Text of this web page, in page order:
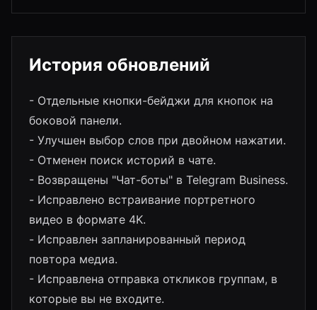
История обновлений
- Отдельные кнопки-бейджи для кнопок на
боковой панели.
- Улучшен выбор слов при двойном нажатии.
- Отменен поиск историй в чате.
- Возвращены "Чат-боты" в Telegram Business.
- Исправлено встраивание портретного
видео в формате 4K.
- Исправлен запланированный период
повтора медиа.
- Исправлена отправка откликов группам, в
которые вы не входите.